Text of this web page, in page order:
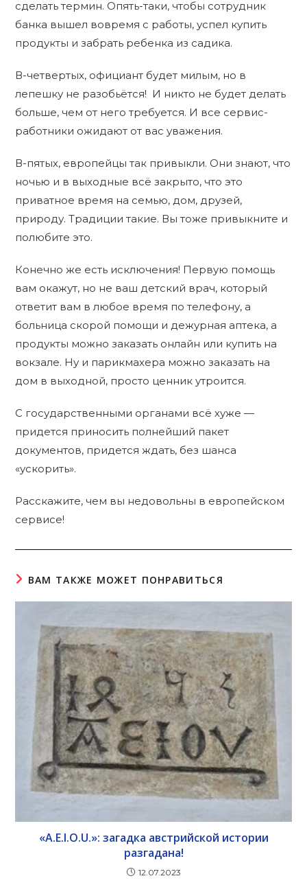
сделать термин. Опять-таки, чтобы сотрудник
банка вышел вовремя с работы, успел купить
продукты и забрать ребенка из садика.
В-четвертых, официант будет милым, но в
лепешку не разобьётся! И никто не будет делать
больше, чем от него требуется. И все сервис-
работники ожидают от вас уважения.
В-пятых, европейцы так привыкли. Они знают, что
ночью и в выходные всё закрыто, что это
приватное время на семью, дом, друзей,
природу. Традиции такие. Вы тоже привыкните и
полюбите это.
Конечно же есть исключения! Первую помощь
вам окажут, но не ваш детский врач, который
ответит вам в любое время по телефону, а
больница скорой помощи и дежурная аптека, а
продукты можно заказать онлайн или купить на
вокзале. Ну и парикмахера можно заказать на
дом в выходной, просто ценник утроится.
С государственными органами всё хуже —
придется приносить полнейший пакет
документов, придется ждать, без шанса
«ускорить».
Расскажите, чем вы недовольны в европейском
сервисе!
ВАМ ТАКЖЕ МОЖЕТ ПОНРАВИТЬСЯ
«A.E.I.O.U.»: загадка австрийской истории
разгадана!
12.07.2023